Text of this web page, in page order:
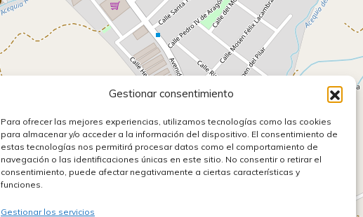
Gestionar consentimiento
Para ofrecer las mejores experiencias, utilizamos tecnologías como las cookies
para almacenar y/o acceder a la información del dispositivo. El consentimiento de
estas tecnologías nos permitirá procesar datos como el comportamiento de
navegación o las identificaciones únicas en este sitio. No consentir o retirar el
consentimiento, puede afectar negativamente a ciertas características y
funciones.
Gestionar los servicios